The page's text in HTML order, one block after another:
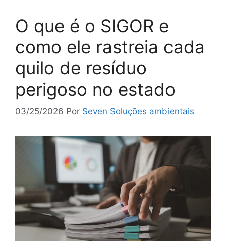
O que é o SIGOR e
como ele rastreia cada
quilo de resíduo
perigoso no estado
03/25/2026 Por Seven Soluções ambientais